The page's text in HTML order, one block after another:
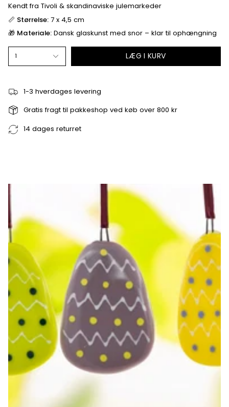
Kendt fra Tivoli & skandinaviske julemarkeder
📏 Størrelse: 7 x 4,5 cm
🎁 Materiale: Dansk glaskunst med snor – klar til ophængning
1 LÆG I KURV
1-3 hverdages levering
Gratis fragt til pakkeshop ved køb over 800 kr
14 dages returret